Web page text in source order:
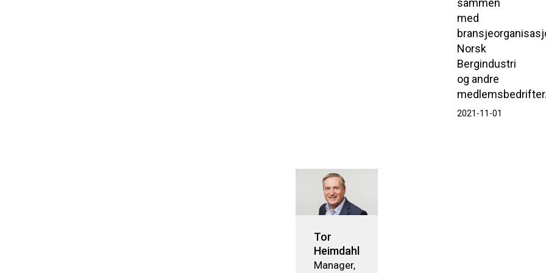
sammen
med
Norsk
Bergindustri
og andre
medlemsbedrifter.
2021-11-01
Tor
Heimdahl
Manager,